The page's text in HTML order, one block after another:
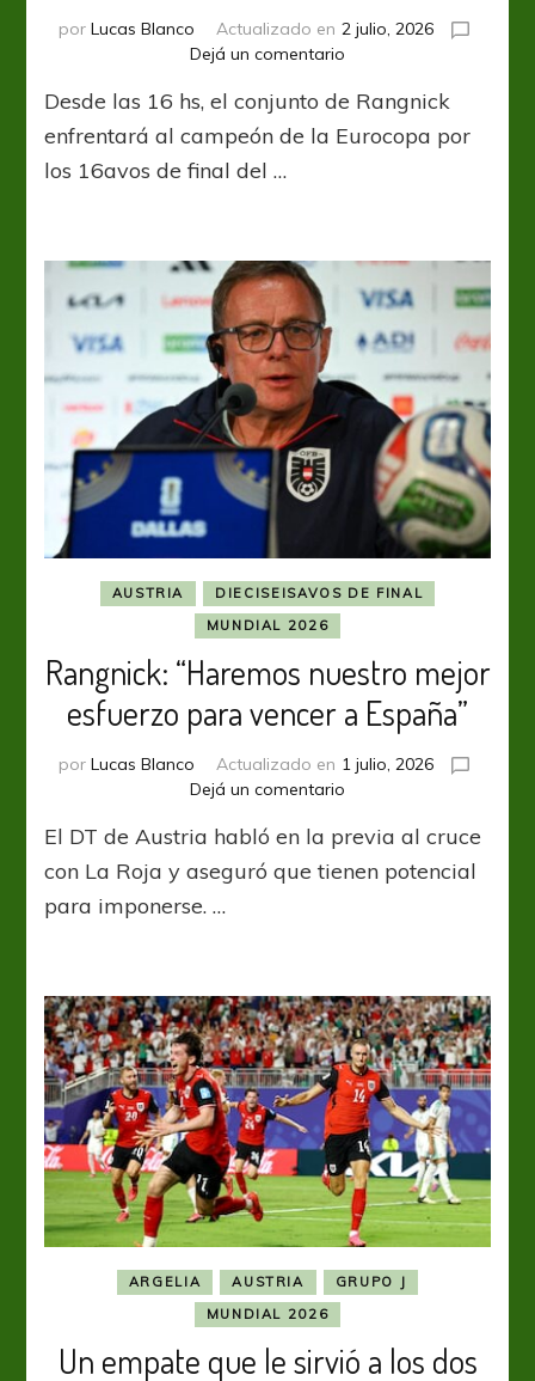
por Lucas Blanco Actualizado en 2 julio, 2026
Dejá un comentario
va
por
Desde las 16 hs, el conjunto de Rangnick
enfrentará al campeón de la Eurocopa por
los 16avos de final del …
AUSTRIA
DIECISEISAVOS DE FINAL
MUNDIAL 2026
Rangnick: “Haremos nuestro mejor
esfuerzo para vencer a España”
por Lucas Blanco Actualizado en 1 julio, 2026
Dejá un comentario
“Haremos
nuestro
mejor
España”
El DT de Austria habló en la previa al cruce
con La Roja y aseguró que tienen potencial
para imponerse. …
ARGELIA AUSTRIA
GRUPO J
MUNDIAL 2026
Un empate que le sirvió a los dos